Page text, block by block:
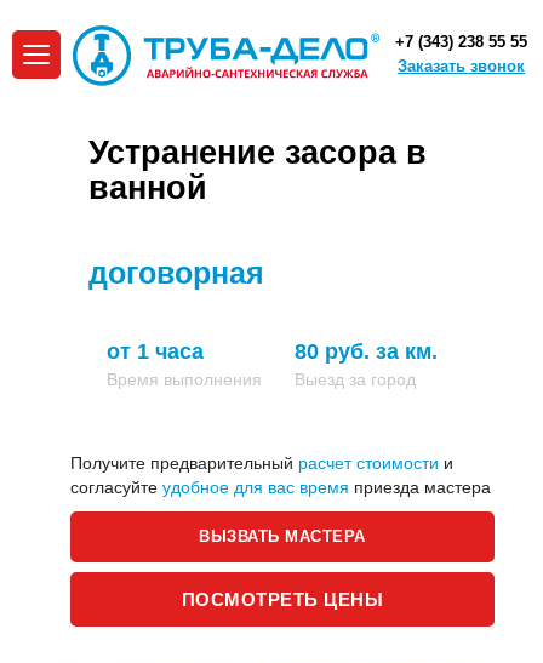
+7 (343) 238 55 55
Заказать звонок
Устранение засора в
ванной
договорная
Время выполнения
от 1 часа
Выезд за город
80 руб. за км.
Получите предварительный расчет стоимости и
согласуйте удобное для вас время приезда мастера